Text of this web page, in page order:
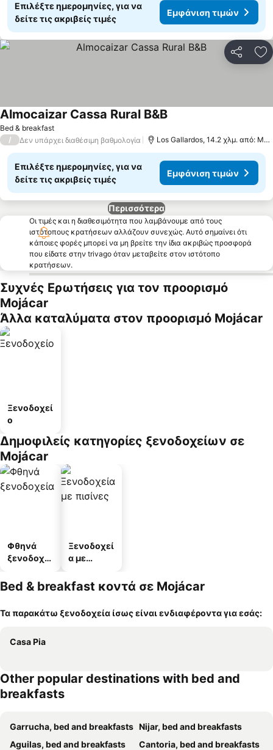
Επιλέξτε ημερομηνίες, για να
δείτε τις ακριβείς τιμές
Εμφάνιση τιμών
Bed & breakfast
Almocaizar Cassa Rural B&B
/ Δεν υπάρχει διαθέσιμη βαθμολογία Los Gallardos, 14.2 χλμ. από: Mojácar
Επιλέξτε ημερομηνίες, για να
δείτε τις ακριβείς τιμές
Εμφάνιση τιμών
Περισσότερα
Οι τιμές και η διαθεσιμότητα που λαμβάνουμε από τους
ιστότοπους κρατήσεων αλλάζουν συνεχώς. Αυτό σημαίνει ότι
κάποιες φορές μπορεί να μη βρείτε την ίδια ακριβώς προσφορά
που είδατε στην trivago όταν μεταβείτε στον ιστότοπο
κρατήσεων.
Συχνές Ερωτήσεις για τον προορισμό
Mojácar
Άλλα καταλύματα στον προορισμό Mojácar
Ξενοδοχεί
ο
Δημοφιλείς κατηγορίες ξενοδοχείων σε
Mojácar
Φθηνά
ξενοδοχεί
Ξενοδοχεί
α με
Bed & breakfast κοντά σε Mojácar
Τα παρακάτω ξενοδοχεία ίσως είναι ενδιαφέροντα για εσάς:
Casa Pia
Other popular destinations with bed and
breakfasts
Garrucha, bed and breakfasts Nijar, bed and breakfasts
Aguilas, bed and breakfasts
Cantoria, bed and breakfasts